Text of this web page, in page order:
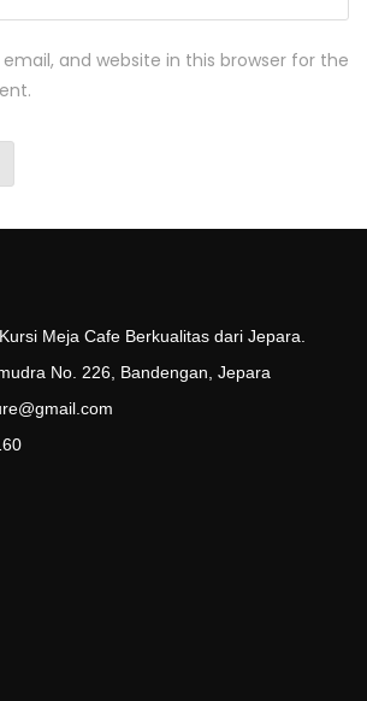
and website in this browser for the
Meja Cafe Berkualitas dari Jepara.
No. 226, Bandengan, Jepara